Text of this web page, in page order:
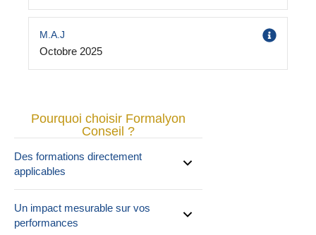
M.A.J
Octobre 2025
Pourquoi choisir Formalyon
Conseil ?
Des formations directement
applicables
Un impact mesurable sur vos
performances